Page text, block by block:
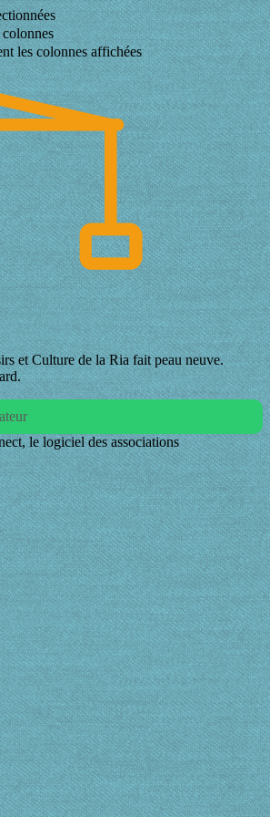
les colonnes affichées
et Culture de la Ria fait peau neuve.
le logiciel des associations